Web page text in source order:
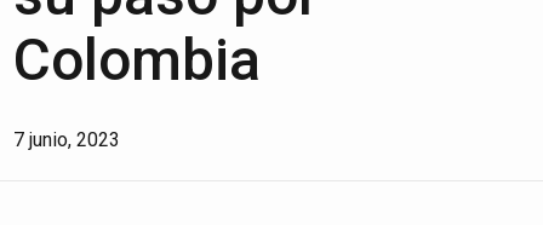
Colombia
7 junio, 2023